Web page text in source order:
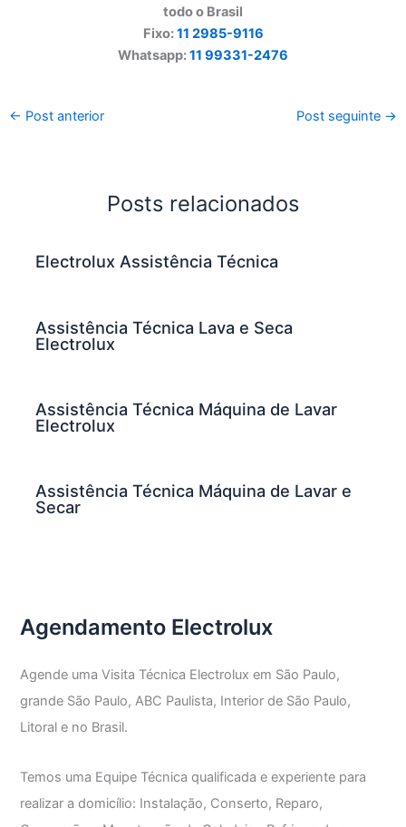
todo o Brasil
Fixo:11 2985-9116
Whatsapp:11 99331-2476
← Post anterior Post seguinte →
Posts relacionados
Electrolux Assistência Técnica
Assistência Técnica Lava e Seca
Electrolux
Assistência Técnica Máquina de Lavar
Electrolux
Assistência Técnica Máquina de Lavar e
Secar
Agendamento Electrolux
Agende uma Visita Técnica Electrolux em São Paulo,
grande São Paulo, ABC Paulista, Interior de São Paulo,
Litoral e no Brasil.
Temos uma Equipe Técnica qualificada e experiente para
realizar a domicílio: Instalação, Conserto, Reparo,